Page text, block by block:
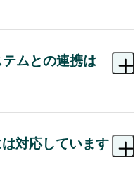
援（有償）にも対応し
運用状況に合わせて移行
。まずはお気軽にご連絡
ムとの連携は
とした既存システムと
提案も可能です。
対応しています